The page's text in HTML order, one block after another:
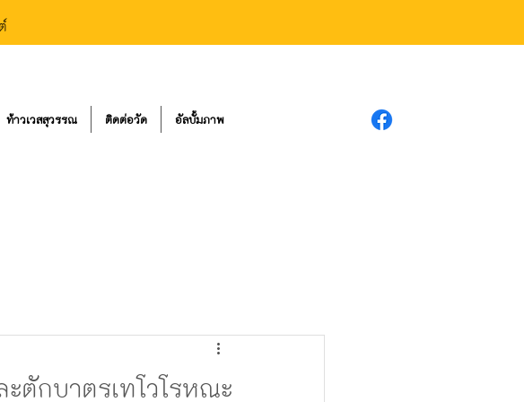
ท้าวเวสสุวรรณ ติดต่อวัด อัลบั้มภาพ
ตักบาตรเทโวโรหณะ